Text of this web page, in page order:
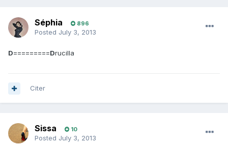
Séphia 896
Posted July 3, 2013
D=========Drucilla
Citer
Sissa 10
Posted July 3, 2013